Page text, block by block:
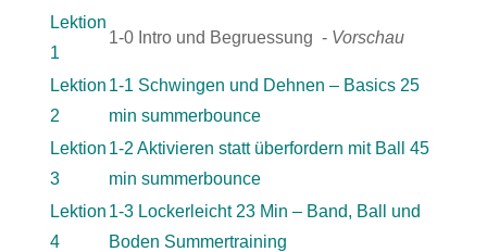
Lektion
1
1-0 Intro und Begruessung - Vorschau
Lektion
2
1-1 Schwingen und Dehnen – Basics 25
min summerbounce
Lektion
3
1-2 Aktivieren statt überfordern mit Ball 45
min summerbounce
Lektion
4
1-3 Lockerleicht 23 Min – Band, Ball und
Boden Summertraining